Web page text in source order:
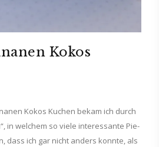
Kokos
Kokos Kuchen bekam ich durch
in welchem so viele interessante Pie-
dass ich gar nicht anders konnte, als